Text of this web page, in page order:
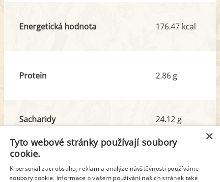
Energetická hodnota 176.47 kcal
Protein 2.86 g
Sacharidy
24.12 g
Tuk
z toho nas. mastné kyseliny
7.66 g
1.30 g
×
Tyto webové stránky používají soubory
cookie.
K personalizaci obsahu, reklam a analýze návštěvnosti používáme
soubory cookie. Informace o vašem používání našich stránek také